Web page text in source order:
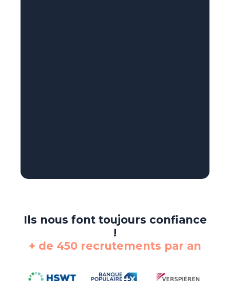
Ils nous font toujours confiance
!
+ de 450 recrutements par an